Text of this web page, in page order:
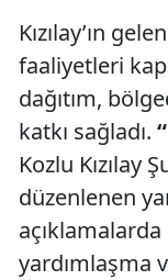
Kızılay’ın
faaliyetleri
dağıtım,
katkı sağladı.
Kozlu Kızılay
düzenlenen
açıklamalarda
yardımlaşma